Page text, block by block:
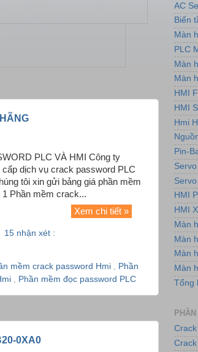
PLC VÀ HMI Công ty
dịch vụ crack password PLC
tôi xin gửi bảng giá phần mềm
Phần mềm crack...
Xem chi tiết »
15 nhận xét :
mềm crack password Hmi
Phần
Phần mềm đọc password PLC
0XA0
AC
Biến
Màn
PLC
Màn
Màn
HMI
HMI
Hmi
Pin-
HMI
HMI
Màn
Màn
Màn
Màn
Tổng